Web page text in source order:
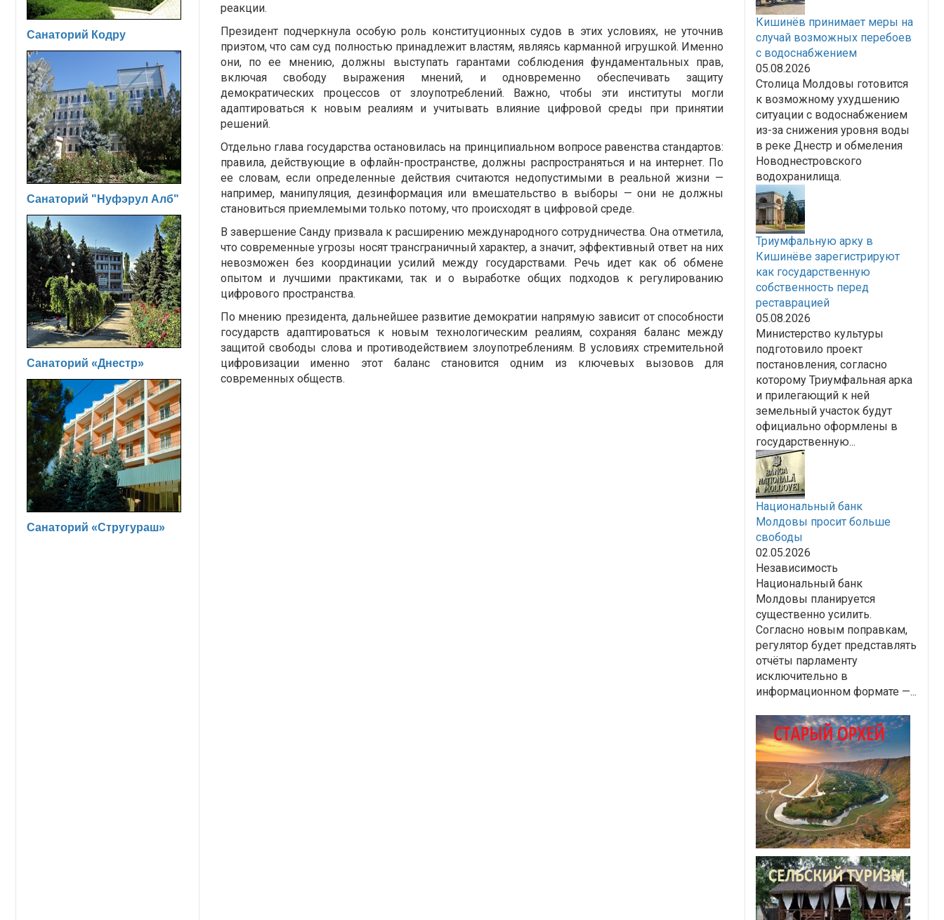
реакции.
Президент подчеркнула особую роль конституционных судов в этих условиях, не уточнив
приэтом, что сам суд полностью принадлежит властям, являясь карманной игрушкой. Именно
они, по ее мнению, должны выступать гарантами соблюдения фундаментальных прав,
включая свободу выражения мнений, и одновременно обеспечивать защиту
демократических процессов от злоупотреблений. Важно, чтобы эти институты могли
адаптироваться к новым реалиям и учитывать влияние цифровой среды при принятии
решений.
Отдельно глава государства остановилась на принципиальном вопросе равенства стандартов:
правила, действующие в офлайн-пространстве, должны распространяться и на интернет. По
ее словам, если определенные действия считаются недопустимыми в реальной жизни —
например, манипуляция, дезинформация или вмешательство в выборы — они не должны
становиться приемлемыми только потому, что происходят в цифровой среде.
В завершение Санду призвала к расширению международного сотрудничества. Она отметила,
что современные угрозы носят трансграничный характер, а значит, эффективный ответ на них
невозможен без координации усилий между государствами. Речь идет как об обмене
опытом и лучшими практиками, так и о выработке общих подходов к регулированию
цифрового пространства.
По мнению президента, дальнейшее развитие демократии напрямую зависит от способности
государств адаптироваться к новым технологическим реалиям, сохраняя баланс между
защитой свободы слова и противодействием злоупотреблениям. В условиях стремительной
цифровизации именно этот баланс становится одним из ключевых вызовов для
современных обществ.
Санаторий Кодру
Санаторий "Нуфэрул Алб"
Санаторий «Днестр»
Санаторий «Стругураш»
Кишинёв принимает меры на
случай возможных перебоев
с водоснабжением
05.08.2026
Столица Молдовы готовится
к возможному ухудшению
ситуации с водоснабжением
из-за снижения уровня воды
в реке Днестр и обмеления
Новоднестровского
водохранилища.
Триумфальную арку в
Кишинёве зарегистрируют
как государственную
собственность перед
реставрацией
05.08.2026
Министерство культуры
подготовило проект
постановления, согласно
которому Триумфальная арка
и прилегающий к ней
земельный участок будут
официально оформлены в
государственную...
Национальный банк
Молдовы просит больше
свободы
02.05.2026
Независимость
Национальный банк
Молдовы планируется
существенно усилить.
Согласно новым поправкам,
регулятор будет представлять
отчёты парламенту
исключительно в
информационном формате —...